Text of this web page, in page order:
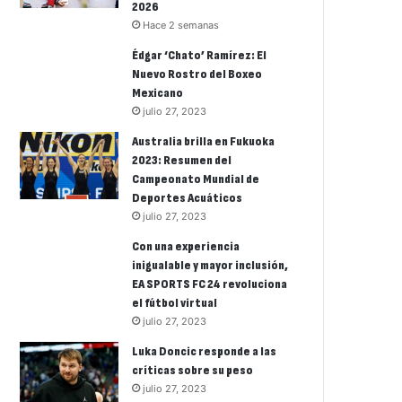
2026
Hace 2 semanas
Édgar ‘Chato’ Ramírez: El
Nuevo Rostro del Boxeo
Mexicano
julio 27, 2023
Australia brilla en Fukuoka
2023: Resumen del
Campeonato Mundial de
Deportes Acuáticos
julio 27, 2023
Con una experiencia
inigualable y mayor inclusión,
EA SPORTS FC 24 revoluciona
el fútbol virtual
julio 27, 2023
Luka Doncic responde a las
críticas sobre su peso
julio 27, 2023